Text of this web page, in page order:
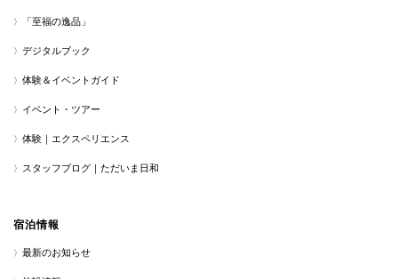
「至福の逸品」
デジタルブック
体験＆イベントガイド
イベント・ツアー
体験｜エクスペリエンス
スタッフブログ｜ただいま日和
宿泊情報
最新のお知らせ